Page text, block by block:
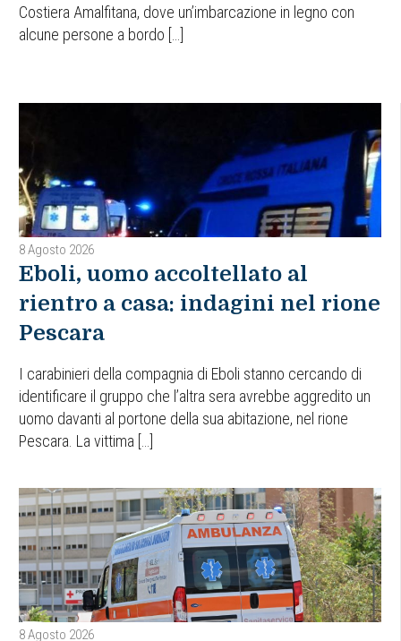
Costiera Amalfitana, dove un’imbarcazione in legno con
alcune persone a bordo […]
8 Agosto 2026
Eboli, uomo accoltellato al
rientro a casa: indagini nel rione
Pescara
I carabinieri della compagnia di Eboli stanno cercando di
identificare il gruppo che l’altra sera avrebbe aggredito un
uomo davanti al portone della sua abitazione, nel rione
Pescara. La vittima […]
8 Agosto 2026